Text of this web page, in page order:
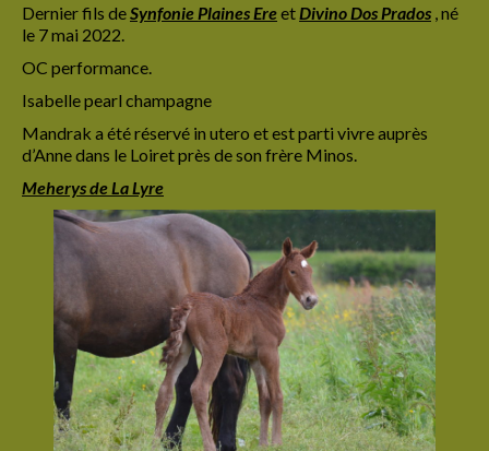
Dernier fils deSynfoniePlaines EreetDivino Dos Prados , né
le 7 mai 2022.
OC performance.
Isabelle pearl champagne
Mandrak a été réservé in utero et est parti vivre auprès
d’Anne dans le Loiret près de son frère Minos.
Meherys de La Lyre